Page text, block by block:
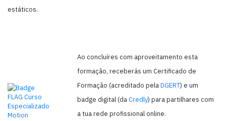
estáticos.
Ao concluíres com aproveitamento esta
formação, receberás um Certificado de
Formação (acreditado pelaDGERT) e um
badge digital (daCredly) para partilhares com
a tua rede profissional online.